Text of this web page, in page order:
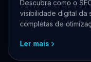
Descubra como o
visibilidade digital da
completas de
pernambucanos.
Ler mais